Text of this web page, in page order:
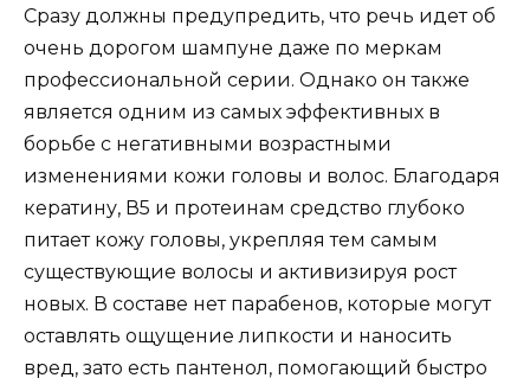
Сразу должны предупредить, что речь идет об
очень дорогом шампуне даже по меркам
профессиональной серии. Однако он также
является одним из самых эффективных в
борьбе с негативными возрастными
изменениями кожи головы и волос. Благодаря
кератину, В5 и протеинам средство глубоко
питает кожу головы, укрепляя тем самым
существующие волосы и активизируя рост
новых. В составе нет парабенов, которые могут
оставлять ощущение липкости и наносить
вред, зато есть пантенол, помогающий быстро